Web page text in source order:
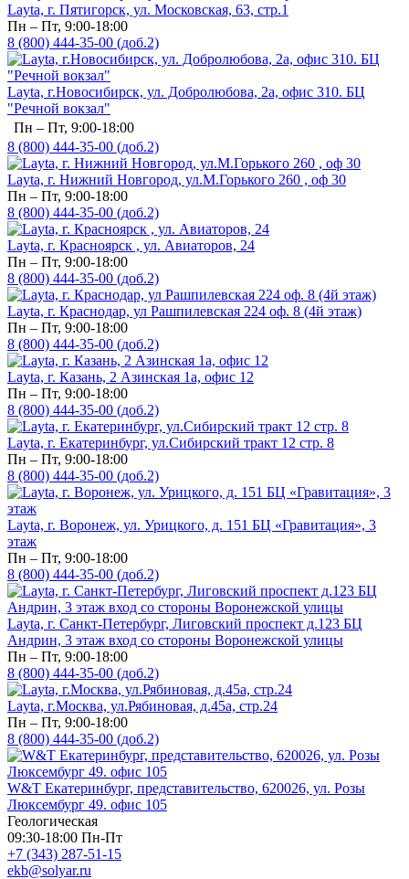
Layta, г. Пятигорск, ул. Московская, 63, стр.1
Пн – Пт, 9:00-18:00
8 (800) 444-35-00 (доб.2)
Layta, г.Новосибирск, ул. Добролюбова, 2а, офис 310. БЦ
"Речной вокзал"
Пн – Пт, 9:00-18:00
8 (800) 444-35-00 (доб.2)
Layta, г. Нижний Новгород, ул.М.Горького 260 , оф 30
Пн – Пт, 9:00-18:00
8 (800) 444-35-00 (доб.2)
Layta, г. Красноярск , ул. Авиаторов, 24
Пн – Пт, 9:00-18:00
8 (800) 444-35-00 (доб.2)
Layta, г. Краснодар, ул Рашпилевская 224 оф. 8 (4й этаж)
Пн – Пт, 9:00-18:00
8 (800) 444-35-00 (доб.2)
Layta, г. Казань, 2 Азинская 1а, офис 12
Пн – Пт, 9:00-18:00
8 (800) 444-35-00 (доб.2)
Layta, г. Екатеринбург, ул.Сибирский тракт 12 стр. 8
Пн – Пт, 9:00-18:00
8 (800) 444-35-00 (доб.2)
Layta, г. Воронеж, ул. Урицкого, д. 151 БЦ «Гравитация», 3
этаж
Пн – Пт, 9:00-18:00
8 (800) 444-35-00 (доб.2)
Layta, г. Санкт-Петербург, Лиговский проспект д.123 БЦ
Андрин, 3 этаж вход со стороны Воронежской улицы
Пн – Пт, 9:00-18:00
8 (800) 444-35-00 (доб.2)
Layta, г.Москва, ул.Рябиновая, д.45а, стр.24
Пн – Пт, 9:00-18:00
8 (800) 444-35-00 (доб.2)
W&T Екатеринбург, представительство, 620026, ул. Розы
Люксембург 49. офис 105
Геологическая
09:30-18:00 Пн-Пт
+7 (343) 287-51-15
ekb@solyar.ru